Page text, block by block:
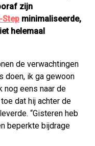
zijn
Step minimaliseerde,
helemaal
de verwachtingen
doen, ik ga gewoon
nog eens naar de
dat hij achter de
“Gisteren heb
beperkte bijdrage